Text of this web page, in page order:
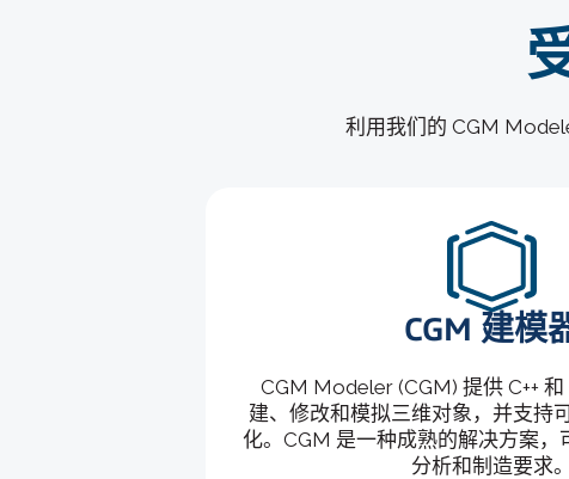
利用我们的 CGM
CGM 建模
CGM Modeler (CGM) 提供 C++
建、修改和模拟三维对象，并支持
化。CGM 是一种成熟的解决方案，
分析和制造要求。